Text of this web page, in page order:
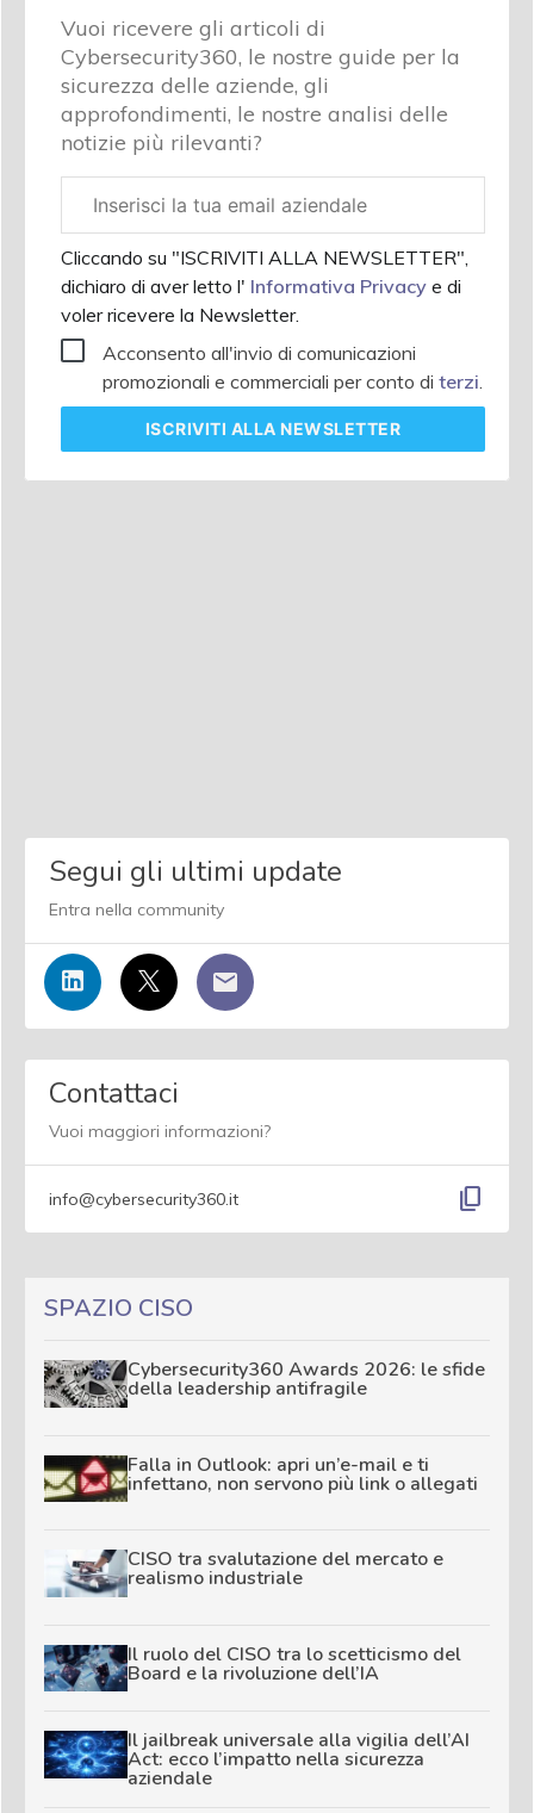
Vuoi ricevere gli articoli di
Cybersecurity360, le nostre guide per la
sicurezza delle aziende, gli
approfondimenti, le nostre analisi delle
notizie più rilevanti?
aziendale
Cliccando su "ISCRIVITI ALLA NEWSLETTER",
dichiaro di aver letto l' Informativa Privacy e di
voler ricevere la Newsletter.
Acconsento all'invio di comunicazioni
promozionali e commerciali per conto di terzi
ISCRIVITI ALLA NEWSLETTER
Segui gli ultimi update
Entra nella community
Contattaci
Vuoi maggiori informazioni?
info@cybersecurity360.it content_copy
SPAZIO CISO
Cybersecurity360 Awards 2026: le sfide
della leadership antifragile
Falla in Outlook: apri un’e-mail e ti
infettano, non servono più link o allegati
CISO tra svalutazione del mercato e
realismo industriale
Il ruolo del CISO tra lo scetticismo del
Board e la rivoluzione dell’IA
Il jailbreak universale alla vigilia dell’AI
Act: ecco l’impatto nella sicurezza
aziendale